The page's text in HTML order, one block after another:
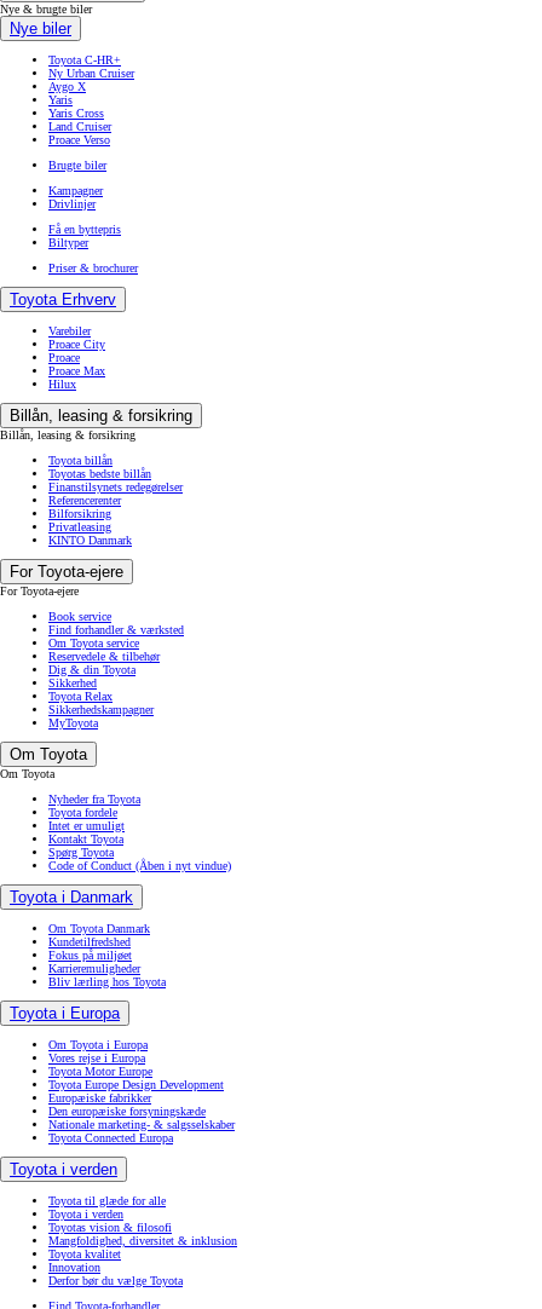
Nye & brugte biler
Nye biler
Toyota C-HR+
Ny Urban Cruiser
Aygo X
Yaris
Yaris Cross
Land Cruiser
Proace Verso
Brugte biler
Kampagner
Drivlinjer
Få en byttepris
Biltyper
Priser & brochurer
Toyota Erhverv
Varebiler
Proace City
Proace
Proace Max
Hilux
Billån, leasing & forsikring
Billån, leasing & forsikring
Toyota billån
Toyotas bedste billån
Finanstilsynets redegørelser
Referencerenter
Bilforsikring
Privatleasing
KINTO Danmark
For Toyota-ejere
For Toyota-ejere
Book service
Find forhandler & værksted
Om Toyota service
Reservedele & tilbehør
Dig & din Toyota
Sikkerhed
Toyota Relax
Sikkerhedskampagner
MyToyota
Om Toyota
Om Toyota
Nyheder fra Toyota
Toyota fordele
Intet er umuligt
Kontakt Toyota
Spørg Toyota
Code of Conduct (Åben i nyt vindue)
Toyota i Danmark
Om Toyota Danmark
Kundetilfredshed
Fokus på miljøet
Karrieremuligheder
Bliv lærling hos Toyota
Toyota i Europa
Om Toyota i Europa
Vores rejse i Europa
Toyota Motor Europe
Toyota Europe Design Development
Europæiske fabrikker
Den europæiske forsyningskæde
Nationale marketing- & salgsselskaber
Toyota Connected Europa
Toyota i verden
Toyota til glæde for alle
Toyota i verden
Toyotas vision & filosofi
Mangfoldighed, diversitet & inklusion
Toyota kvalitet
Innovation
Derfor bør du vælge Toyota
Find Toyota-forhandler